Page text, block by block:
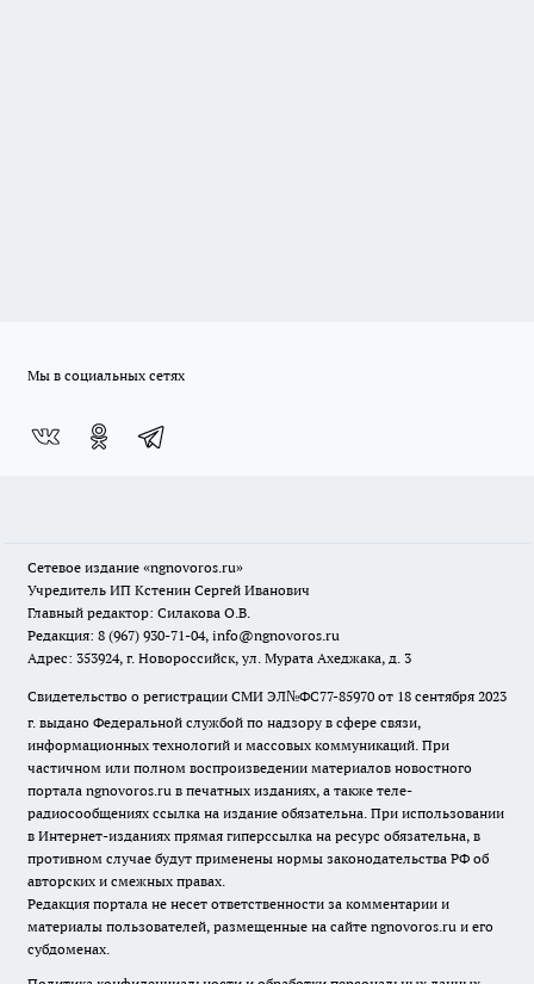
Мы в социальных сетях
Сетевое издание «ngnovoros.ru»
Учредитель ИП Кстенин Сергей Иванович
Главный редактор: Силакова О.В.
Редакция: 8 (967) 930-71-04, info@ngnovoros.ru
Адрес: 353924, г. Новороссийск, ул. Мурата Ахеджака, д. 3
Свидетельство о регистрации СМИ ЭЛ№ФС77-85970 от 18 сентября 2023
г. выдано Федеральной службой по надзору в сфере связи,
информационных технологий и массовых коммуникаций. При
частичном или полном воспроизведении материалов новостного
портала ngnovoros.ru в печатных изданиях, а также теле-
радиосообщениях ссылка на издание обязательна. При использовании
в Интернет-изданиях прямая гиперссылка на ресурс обязательна, в
противном случае будут применены нормы законодательства РФ об
авторских и смежных правах.
Редакция портала не несет ответственности за комментарии и
материалы пользователей, размещенные на сайте ngnovoros.ru и его
субдоменах.